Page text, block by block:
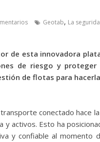
Geotab, La
de esta innovadora
de riesgo y
de flotas para
conectado hace
y activos. Esto ha
y confiable al